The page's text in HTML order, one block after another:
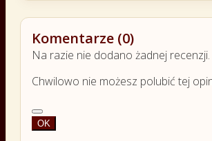
Komentarze (0)
Na razie nie dodano żadnej recenzji.
Chwilowo nie możesz polubić tej
OK